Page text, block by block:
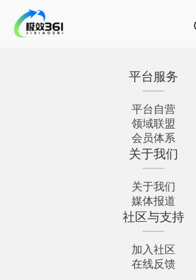
平台服务
平台自营
领域联盟
会员体系
关于我们
关于我们
媒体报道
社区与支持
加入社区
在线反馈